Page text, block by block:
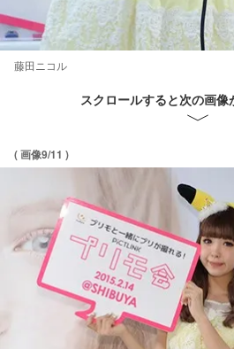
藤田ニコル
スクロールすると次の画
( 画像9/11 )